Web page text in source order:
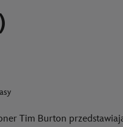
Tim Burton